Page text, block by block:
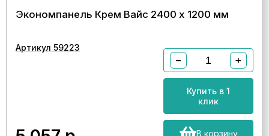
Экономпанель Крем Вайс 2400 х 1200 мм
Артикул 59223
− +
Купить в 1
клик
В корзину